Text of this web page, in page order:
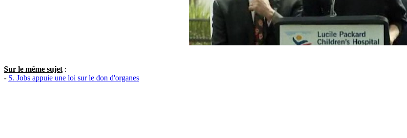
Sur le même sujet :
- S. Jobs appuie une loi sur le don d'organes